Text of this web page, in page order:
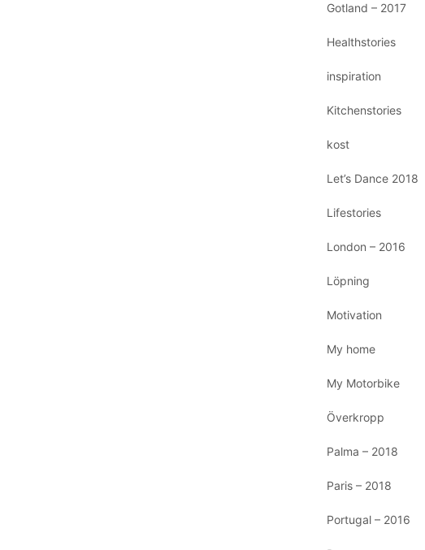
Gotland – 2017
Healthstories
inspiration
Kitchenstories
kost
Let’s Dance 2018
Lifestories
London – 2016
Löpning
Motivation
My home
My Motorbike
Överkropp
Palma – 2018
Paris – 2018
Portugal – 2016